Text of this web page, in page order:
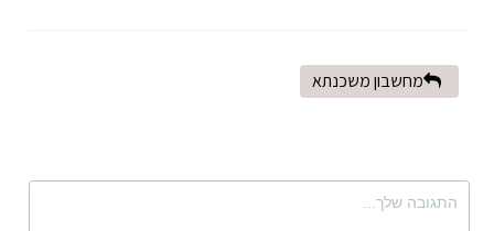
מחשבון משכנתא